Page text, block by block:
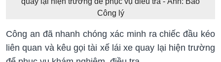
Công lý
Công an đã nhanh chóng xác minh ra chiếc đầu kéo
liên quan và kêu gọi tài xế lái xe quay lại hiện trường